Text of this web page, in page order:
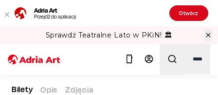
Adria Art
Przejdź do aplikacji Otwórz
Sprawdź Teatralne Lato w PKiN! 🏛️
ADRIA ART SALE WIDOWISKOWE
Bilety Opis Zdjęcia